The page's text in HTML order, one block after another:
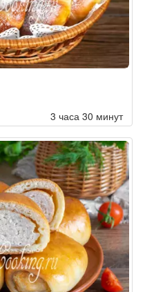
3 часа 30 минут